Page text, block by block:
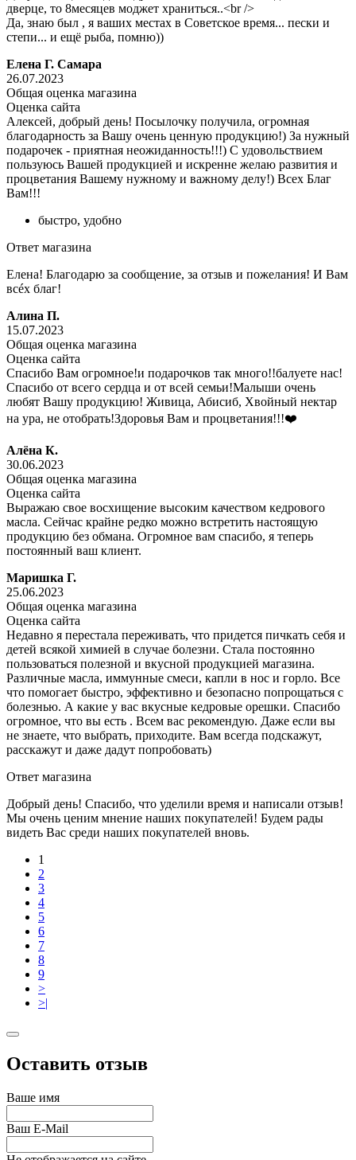
дверце, то 8месяцев моджет храниться..<br />
Да, знаю был , я ваших местах в Советское время... пески и
степи... и ещё рыба, помню))
Елена Г. Самара
26.07.2023
Общая оценка магазина
Оценка сайта
Алексей, добрый день! Посылочку получила, огромная
благодарность за Вашу очень ценную продукцию!) За нужный
подарочек - приятная неожиданность!!!) С удовольствием
пользуюсь Вашей продукцией и искренне желаю развития и
процветания Вашему нужному и важному делу!) Всех Благ
Вам!!!
быстро, удобно
Ответ магазина
Елена! Благодарю за сообщение, за отзыв и пожелания! И Вам
всéх благ!
Алина П.
15.07.2023
Общая оценка магазина
Оценка сайта
Спасибо Вам огромное!и подарочков так много!!балуете нас!
Спасибо от всего сердца и от всей семьи!Малыши очень
любят Вашу продукцию! Живица, Абисиб, Хвойный нектар
на ура, не отобрать!Здоровья Вам и процветания!!!❤️
Алёна К.
30.06.2023
Общая оценка магазина
Оценка сайта
Выражаю свое восхищение высоким качеством кедрового
масла. Сейчас крайне редко можно встретить настоящую
продукцию без обмана. Огромное вам спасибо, я теперь
постоянный ваш клиент.
Маришка Г.
25.06.2023
Общая оценка магазина
Оценка сайта
Недавно я перестала переживать, что придется пичкать себя и
детей всякой химией в случае болезни. Стала постоянно
пользоваться полезной и вкусной продукцией магазина.
Различные масла, иммунные смеси, капли в нос и горло. Все
что помогает быстро, эффективно и безопасно попрощаться с
болезнью. А какие у вас вкусные кедровые орешки. Спасибо
огромное, что вы есть . Всем вас рекомендую. Даже если вы
не знаете, что выбрать, приходите. Вам всегда подскажут,
расскажут и даже дадут попробовать)
Ответ магазина
Добрый день! Спасибо, что уделили время и написали отзыв!
Мы очень ценим мнение наших покупателей! Будем рады
видеть Вас среди наших покупателей вновь.
1
2
3
4
5
6
7
8
9
>
>|
Оставить отзыв
Ваше имя
Ваш E-Mail